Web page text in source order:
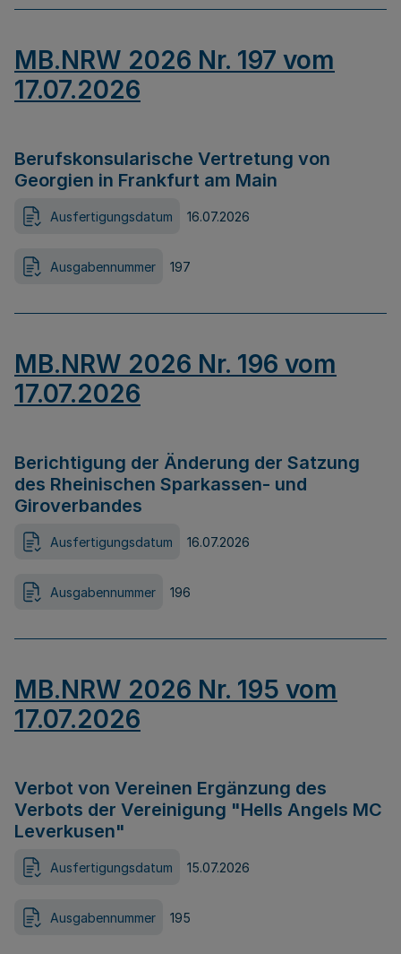
MB.NRW 2026 Nr. 197 vom
17.07.2026
Berufskonsularische Vertretung von
Georgien in Frankfurt am Main
Ausfertigungsdatum 16.07.2026
Ausgabennummer 197
MB.NRW 2026 Nr. 196 vom
17.07.2026
Berichtigung der Änderung der Satzung
des Rheinischen Sparkassen- und
Giroverbandes
Ausfertigungsdatum 16.07.2026
Ausgabennummer 196
MB.NRW 2026 Nr. 195 vom
17.07.2026
Verbot von Vereinen Ergänzung des
Verbots der Vereinigung "Hells Angels MC
Leverkusen"
Ausfertigungsdatum 15.07.2026
Ausgabennummer 195